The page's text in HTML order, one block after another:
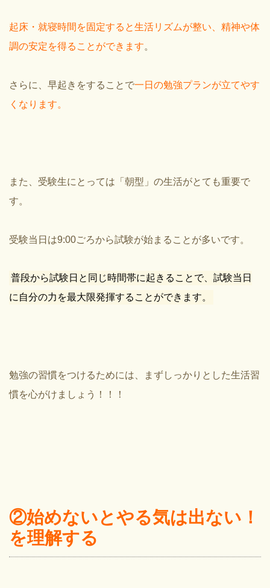
起床・就寝時間を固定すると生活リズムが整い、精神や体
調の安定を得ることができます。
さらに、早起きをすることで一日の勉強プランが立てやす
くなります。
また、受験生にとっては「朝型」の生活がとても重要で
す。
受験当日は9:00ごろから試験が始まることが多いです。
普段から試験日と同じ時間帯に起きることで、試験当日
に自分の力を最大限発揮することができます。
勉強の習慣をつけるためには、まずしっかりとした生活習
慣を心がけましょう！！！
②始めないとやる気は出ない！
を理解する